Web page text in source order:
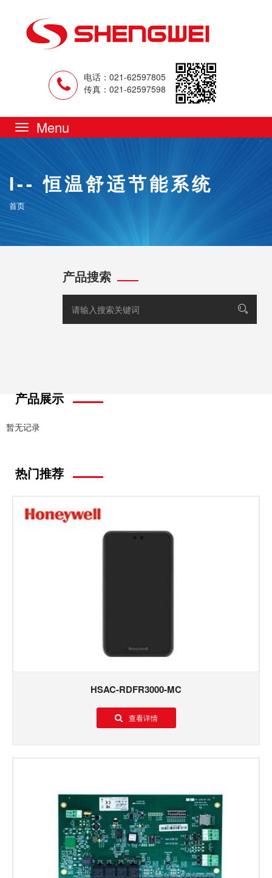
电话：021-62597805
传真：021-62597598
navigation
I-- 恒温舒适节能系统
首页
产品搜索
产品展示
暂无记录
热门推荐
HSAC-RDFR3000-MC
查看详情